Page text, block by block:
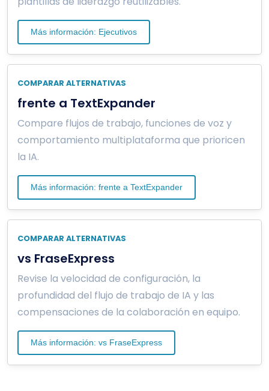
Más información: Ejecutivos
COMPARAR ALTERNATIVAS
frente a TextExpander
Compare flujos de trabajo, funciones de voz y
comportamiento multiplataforma que prioricen
la IA.
Más información: frente a TextExpander
COMPARAR ALTERNATIVAS
vs FraseExpress
Revise la velocidad de configuración, la
profundidad del flujo de trabajo de IA y las
compensaciones de la colaboración en equipo.
Más información: vs FraseExpress